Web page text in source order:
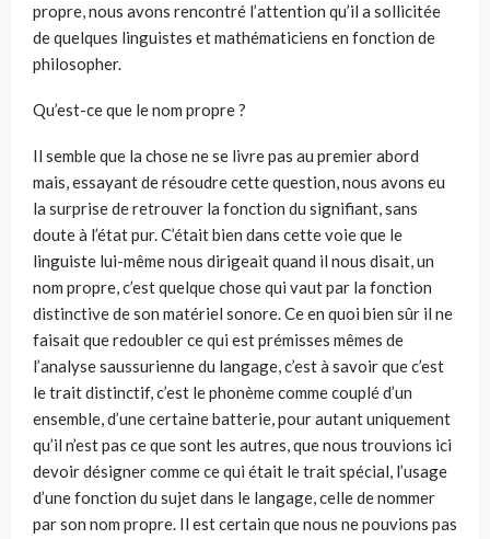
propre, nous avons rencontré l’attention qu’il a sollicitée
de quelques linguistes et mathématiciens en fonction de
philosopher.
Qu’est-ce que le nom propre ?
Il semble que la chose ne se livre pas au premier abord
mais, essayant de résoudre cette question, nous avons eu
la surprise de retrouver la fonction du signifiant, sans
doute à l’état pur. C’était bien dans cette voie que le
linguiste lui-même nous dirigeait quand il nous disait, un
nom propre, c’est quelque chose qui vaut par la fonction
distinctive de son matériel sonore. Ce en quoi bien sûr il ne
faisait que redoubler ce qui est prémisses mêmes de
l’analyse saussurienne du langage, c’est à savoir que c’est
le trait distinctif, c’est le phonème comme couplé d’un
ensemble, d’une certaine batterie, pour autant uniquement
qu’il n’est pas ce que sont les autres, que nous trouvions ici
devoir désigner comme ce qui était le trait spécial, l’usage
d’une fonction du sujet dans le langage, celle de nommer
par son nom propre. Il est certain que nous ne pouvions pas